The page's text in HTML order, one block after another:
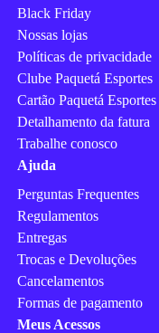
Black Friday
Nossas lojas
Políticas de privacidade
Clube Paquetá Esportes
Cartão Paquetá Esportes
Detalhamento da fatura
Trabalhe conosco
Ajuda
Perguntas Frequentes
Regulamentos
Entregas
Trocas e Devoluções
Cancelamentos
Formas de pagamento
Meus Acessos